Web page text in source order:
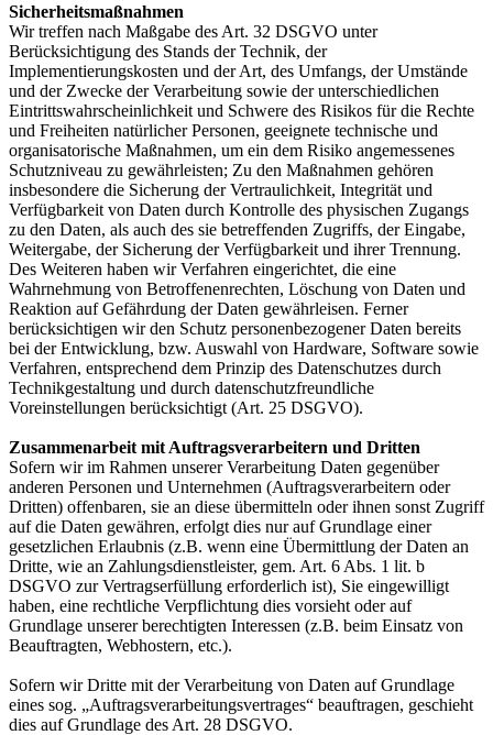
Sicherheitsmaßnahmen
Wir treffen nach Maßgabe des Art. 32 DSGVO unter
Berücksichtigung des Stands der Technik, der
Implementierungskosten und der Art, des Umfangs, der Umstände
und der Zwecke der Verarbeitung sowie der unterschiedlichen
Eintrittswahrscheinlichkeit und Schwere des Risikos für die Rechte
und Freiheiten natürlicher Personen, geeignete technische und
organisatorische Maßnahmen, um ein dem Risiko angemessenes
Schutzniveau zu gewährleisten; Zu den Maßnahmen gehören
insbesondere die Sicherung der Vertraulichkeit, Integrität und
Verfügbarkeit von Daten durch Kontrolle des physischen Zugangs
zu den Daten, als auch des sie betreffenden Zugriffs, der Eingabe,
Weitergabe, der Sicherung der Verfügbarkeit und ihrer Trennung.
Des Weiteren haben wir Verfahren eingerichtet, die eine
Wahrnehmung von Betroffenenrechten, Löschung von Daten und
Reaktion auf Gefährdung der Daten gewährleisen. Ferner
berücksichtigen wir den Schutz personenbezogener Daten bereits
bei der Entwicklung, bzw. Auswahl von Hardware, Software sowie
Verfahren, entsprechend dem Prinzip des Datenschutzes durch
Technikgestaltung und durch datenschutzfreundliche
Voreinstellungen berücksichtigt (Art. 25 DSGVO).
Zusammenarbeit mit Auftragsverarbeitern und Dritten
Sofern wir im Rahmen unserer Verarbeitung Daten gegenüber
anderen Personen und Unternehmen (Auftragsverarbeitern oder
Dritten) offenbaren, sie an diese übermitteln oder ihnen sonst Zugriff
auf die Daten gewähren, erfolgt dies nur auf Grundlage einer
gesetzlichen Erlaubnis (z.B. wenn eine Übermittlung der Daten an
Dritte, wie an Zahlungsdienstleister, gem. Art. 6 Abs. 1 lit. b
DSGVO zur Vertragserfüllung erforderlich ist), Sie eingewilligt
haben, eine rechtliche Verpflichtung dies vorsieht oder auf
Grundlage unserer berechtigten Interessen (z.B. beim Einsatz von
Beauftragten, Webhostern, etc.).
Sofern wir Dritte mit der Verarbeitung von Daten auf Grundlage
eines sog. „Auftragsverarbeitungsvertrages“ beauftragen, geschieht
dies auf Grundlage des Art. 28 DSGVO.